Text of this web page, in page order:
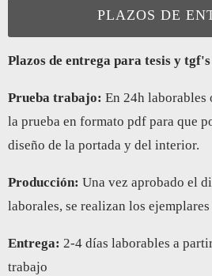
PLAZOS DE
Plazos de entrega para tesis y tgf's
Prueba trabajo: En 24h laborables
la prueba en formato pdf para que
diseño de la portada y del interior.
Producción: Una vez aprobado el
laborales, se realizan los
Entrega: 2-4 días laborables a
trabajo